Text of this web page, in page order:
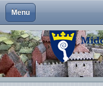
Menu
Om Middelalder-
Hva er
Hva vi vil
Medlemsfordeler
Vedtekter
Foreningens
Kontaktinfo
Formål
Visjon
Handlingsplan
Møter og foredrag
Våre
Medlemsturer
Middelalderbeltet
Presse
Middelalderbyen
Dagligliv
Arkeologiske
Medlemsblad
Brukernavn
Passord